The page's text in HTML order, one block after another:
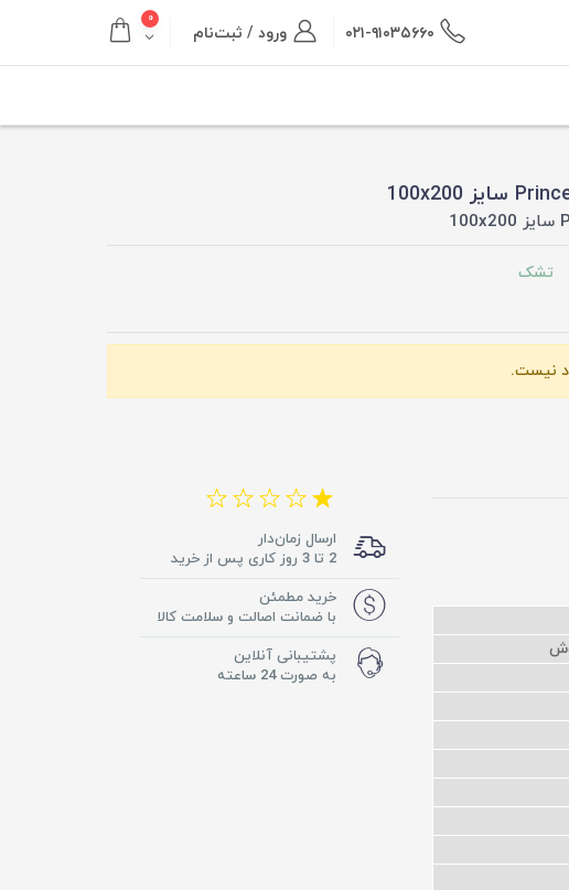
۰۲۱-۹۱۰۳۵۶۶۰ ورود / ثبت‌نام
۰
تشک
نیست.
ارسال زمان‌دار
2 تا 3 روز کاری پس از خرید
خرید مطمئن
با ضمانت اصالت و سلامت کالا
پشتیبانی آنلاین
به صورت 24 ساعته